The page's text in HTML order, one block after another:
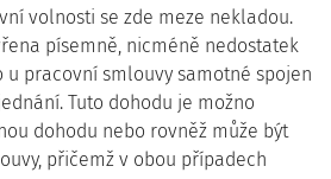
volnosti se zde meze nekladou.
písemně, nicméně nedostatek
pracovní smlouvy samotné spojen
Tuto dohodu je možno
dohodu nebo rovněž může být
přičemž v obou případech